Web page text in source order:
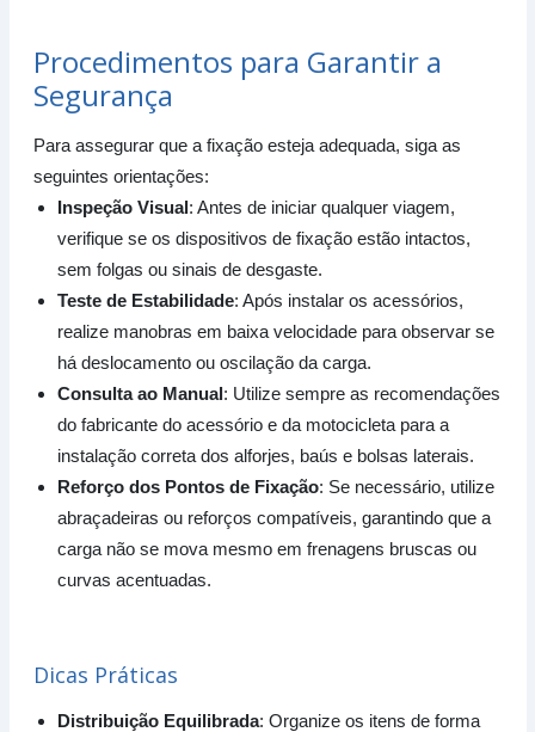
Procedimentos para Garantir a
Segurança
Para assegurar que a fixação esteja adequada, siga as
seguintes orientações:
Inspeção Visual: Antes de iniciar qualquer viagem,
verifique se os dispositivos de fixação estão intactos,
sem folgas ou sinais de desgaste.
Teste de Estabilidade: Após instalar os acessórios,
realize manobras em baixa velocidade para observar se
há deslocamento ou oscilação da carga.
Consulta ao Manual: Utilize sempre as recomendações
do fabricante do acessório e da motocicleta para a
instalação correta dos alforjes, baús e bolsas laterais.
Reforço dos Pontos de Fixação: Se necessário, utilize
abraçadeiras ou reforços compatíveis, garantindo que a
carga não se mova mesmo em frenagens bruscas ou
curvas acentuadas.
Dicas Práticas
Distribuição Equilibrada: Organize os itens de forma